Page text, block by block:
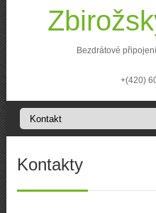
Bezdrátové
+(420)
Kontakty